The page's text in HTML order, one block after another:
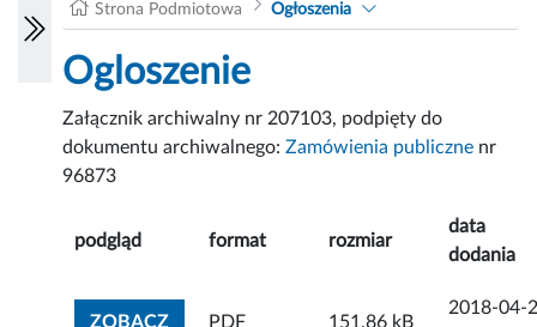
Strona Podmiotowa Ogłoszenia
Ogloszenie
Załącznik archiwalny nr 207103, podpięty do
dokumentu archiwalnego:Zamówienia publiczne nr
96873
podgląd format rozmiar
data
dodania
ZOBACZZOBACZ ZAŁĄCZNIK
PDF 151.86 kB
2018-04-